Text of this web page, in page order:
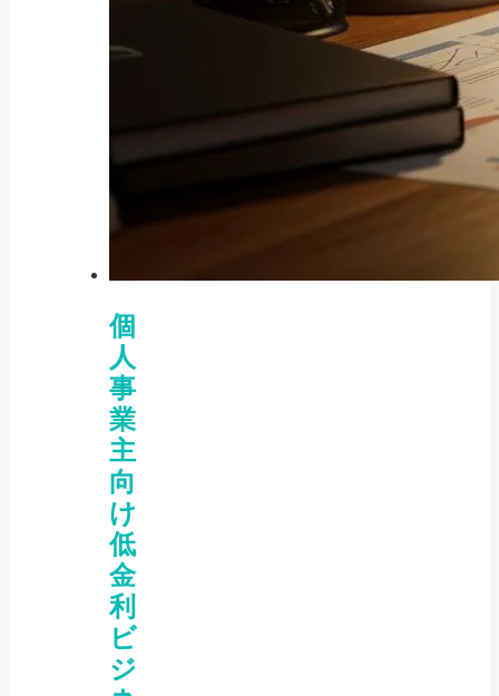
個
人
事
業
主
向
け
低
金
利
ビ
ジ